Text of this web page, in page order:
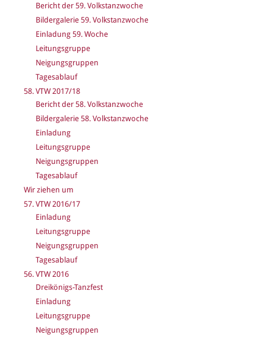
Bericht der 59. Volkstanzwoche
Bildergalerie 59. Volkstanzwoche
Einladung 59. Woche
Leitungsgruppe
Neigungsgruppen
Tagesablauf
58. VTW 2017/18
Bericht der 58. Volkstanzwoche
Bildergalerie 58. Volkstanzwoche
Einladung
Leitungsgruppe
Neigungsgruppen
Tagesablauf
Wir ziehen um
57. VTW 2016/17
Einladung
Leitungsgruppe
Neigungsgruppen
Tagesablauf
56. VTW 2016
Dreikönigs-Tanzfest
Einladung
Leitungsgruppe
Neigungsgruppen